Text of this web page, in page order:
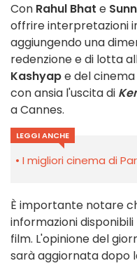
Con Rahul Bhat e
offrire interpretazioni
aggiungendo una
redenzione e di lotta
Kashyape del
con ansia l'uscita di
a Cannes.
LEGGI ANCHE
I migliori cinema di
È importante notare
informazioni
film. L'opinione del
sarà aggiornata dopo